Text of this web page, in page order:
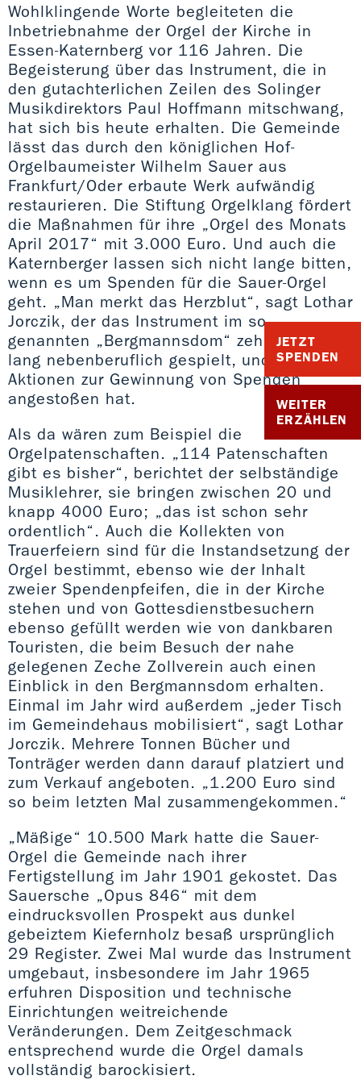
JETZT
SPENDEN
WEITER
ERZÄHLEN
Wohlklingende Worte begleiteten die
Inbetriebnahme der Orgel der Kirche in
Essen-Katernberg vor 116 Jahren. Die
Begeisterung über das Instrument, die in
den gutachterlichen Zeilen des Solinger
Musikdirektors Paul Hoffmann mitschwang,
hat sich bis heute erhalten. Die Gemeinde
lässt das durch den königlichen Hof-
Orgelbaumeister Wilhelm Sauer aus
Frankfurt/Oder erbaute Werk aufwändig
restaurieren. Die Stiftung Orgelklang fördert
die Maßnahmen für ihre „Orgel des Monats
April 2017“ mit 3.000 Euro. Und auch die
Katernberger lassen sich nicht lange bitten,
wenn es um Spenden für die Sauer-Orgel
geht. „Man merkt das Herzblut“, sagt Lothar
Jorczik, der das Instrument im so
genannten „Bergmannsdom“ zehn Jahre
lang nebenberuflich gespielt, und viele
Aktionen zur Gewinnung von Spenden
angestoßen hat.
Als da wären zum Beispiel die
Orgelpatenschaften. „114 Patenschaften
gibt es bisher“, berichtet der selbständige
Musiklehrer, sie bringen zwischen 20 und
knapp 4000 Euro; „das ist schon sehr
ordentlich“. Auch die Kollekten von
Trauerfeiern sind für die Instandsetzung der
Orgel bestimmt, ebenso wie der Inhalt
zweier Spendenpfeifen, die in der Kirche
stehen und von Gottesdienstbesuchern
ebenso gefüllt werden wie von dankbaren
Touristen, die beim Besuch der nahe
gelegenen Zeche Zollverein auch einen
Einblick in den Bergmannsdom erhalten.
Einmal im Jahr wird außerdem „jeder Tisch
im Gemeindehaus mobilisiert“, sagt Lothar
Jorczik. Mehrere Tonnen Bücher und
Tonträger werden dann darauf platziert und
zum Verkauf angeboten. „1.200 Euro sind
so beim letzten Mal zusammengekommen.“
„Mäßige“ 10.500 Mark hatte die Sauer-
Orgel die Gemeinde nach ihrer
Fertigstellung im Jahr 1901 gekostet. Das
Sauersche „Opus 846“ mit dem
eindrucksvollen Prospekt aus dunkel
gebeiztem Kiefernholz besaß ursprünglich
29 Register. Zwei Mal wurde das Instrument
umgebaut, insbesondere im Jahr 1965
erfuhren Disposition und technische
Einrichtungen weitreichende
Veränderungen. Dem Zeitgeschmack
entsprechend wurde die Orgel damals
vollständig barockisiert.